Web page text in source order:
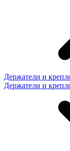
Держатели и
Держатели и